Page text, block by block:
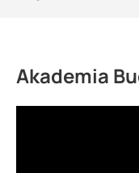
Akademia